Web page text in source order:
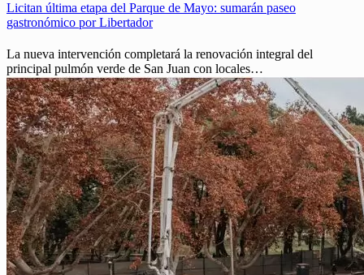
Licitan última etapa del Parque de Mayo: sumarán paseo
gastronómico por Libertador
La nueva intervención completará la renovación integral del
principal pulmón verde de San Juan con locales…